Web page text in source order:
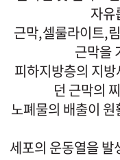
자유
근막,셀룰라이트,
근막을
피하지방층의 지
던 근막의
노폐물의 배출이
세포의 운동열을 발